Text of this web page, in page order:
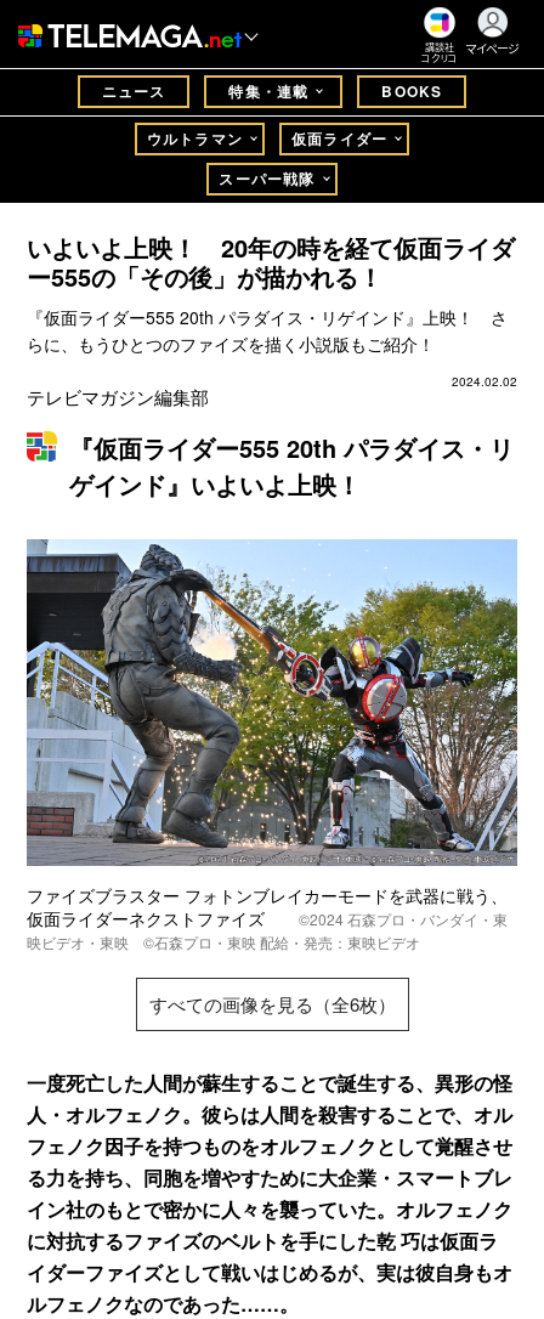
講談社
コクリコ
マイページ
ニュース 特集・連載 BOOKS
ウルトラマン
仮面ライダー
スーパー戦隊
いよいよ上映！ 20年の時を経て仮面ライダ
ー555の「その後」が描かれる！
『仮面ライダー555 20th パラダイス・リゲインド』上映！ さ
らに、もうひとつのファイズを描く小説版もご紹介！
2024.02.02
テレビマガジン編集部
『仮面ライダー555 20th パラダイス・リ
ゲインド』いよいよ上映！
ファイズブラスター フォトンブレイカーモードを武器に戦う、
仮面ライダーネクストファイズ©️2024 石森プロ・バンダイ・東
映ビデオ・東映 ©️石森プロ・東映 配給・発売：東映ビデオ
すべての画像を見る（全6枚）
一度死亡した人間が蘇生することで誕生する、異形の怪
人・オルフェノク。彼らは人間を殺害することで、オル
フェノク因子を持つものをオルフェノクとして覚醒させ
る力を持ち、同胞を増やすために大企業・スマートブレ
イン社のもとで密かに人々を襲っていた。オルフェノク
に対抗するファイズのベルトを手にした乾 巧は仮面ラ
イダーファイズとして戦いはじめるが、実は彼自身もオ
ルフェノクなのであった……。